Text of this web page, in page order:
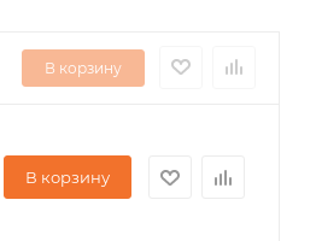
В корзину
В корзину